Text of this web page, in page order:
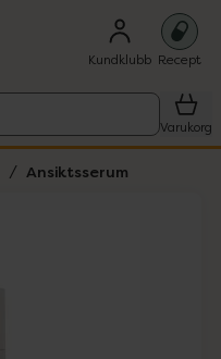
Kundklubb Recept
Varukorg
Ansiktsserum